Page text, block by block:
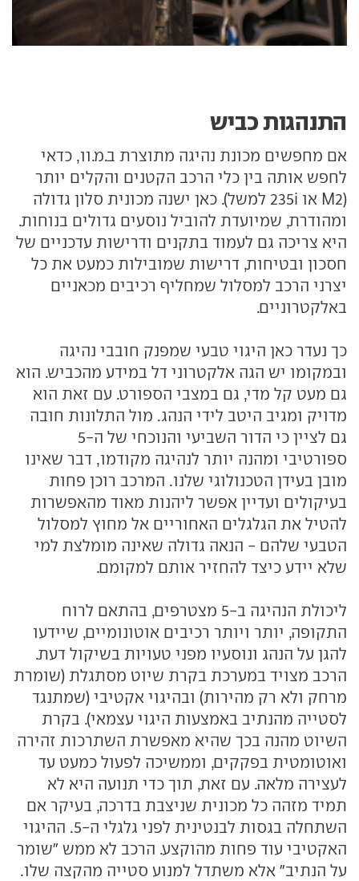
התנהגות כביש
אם מחפשים מכונת נהיגה מתוצרת ב.מ.וו, כדאי
לחפש אותה בין כלי הרכב הקטנים והקלים יותר
(M2 או 235i למשל). כאן ישנה מכונית סלון גדולה
ומהודרת, שמיועדת להוביל נוסעים גדולים בנוחות.
היא צריכה גם לעמוד בתקנים ודרישות עדכניים של
חסכון ובטיחות, דרישות שמובילות כמעט את כל
יצרני הרכב למסלול שמחליף רכיבים מכאניים
באלקטרוניים.
כך נעדר כאן היגוי טבעי שמפנק חובבי נהיגה
ובמקומו יש הגה אלקטרוני דל במידע מהכביש. הוא
גם מעט קל מדי, גם במצבי הספורט. עם זאת הוא
מדויק ומגיב היטב לידי הנהג. מול התלונות חובה
גם לציין כי הדור השביעי והנוכחי של ה-5
ספורטיבי ומהנה יותר לנהיגה מקודמו, דבר שאינו
מובן בעידן הטכנולוגי שלנו. המרכב רוכן פחות
בעיקולים ועדיין אפשר ליהנות מאוד מהאפשרות
להטיל את הגלגלים האחוריים אל מחוץ למסלול
הטבעי שלהם - הנאה גדולה שאינה מומלצת למי
שלא יידע כיצד להחזיר אותם למקומם.
ליכולת הנהיגה ב-5 מצטרפים, בהתאם לרוח
התקופה, יותר ויותר רכיבים אוטונומיים, שיידעו
להגן על הנהג ונוסעיו מפני טעויות בשיקול דעת.
הרכב מצויד במערכת בקרת שיוט מסתגלת (שומרת
מרחק ולא רק מהירות) ובהיגוי אקטיבי (שמתנגד
לסטייה מהנתיב באמצעות היגוי עצמאי). בקרת
השיוט מהנה בכך שהיא מאפשרת השתרכות זהירה
ואוטומטית בפקקים, וממשיכה לפעול כמעט עד
לעצירה מלאה. עם זאת, תוך כדי תנועה היא לא
תמיד מזהה כל מכונית שניצבת בדרכה, בעיקר אם
השתחלה בגסות לבנטינית לפני גלגלי ה-5. ההיגוי
האקטיבי עוד פחות מהוקצע. הרכב לא ממש "שומר
על הנתיב" אלא משתדל למנוע סטייה מהקצה שלו.